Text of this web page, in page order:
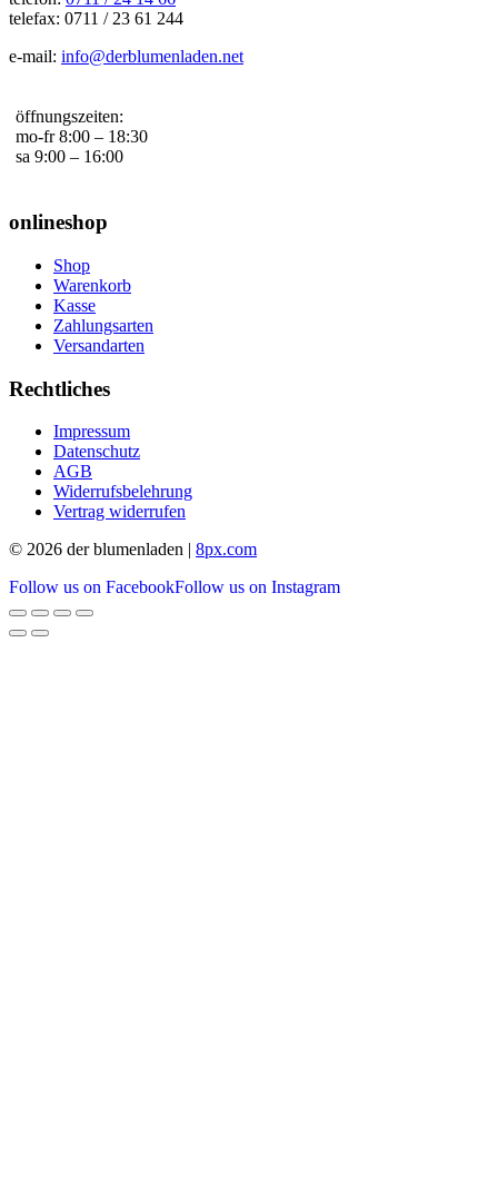
telefax: 0711 / 23 61 244
e-mail: info@derblumenladen.net
öffnungszeiten:
mo-fr 8:00 – 18:30
sa 9:00 – 16:00
onlineshop
Shop
Warenkorb
Kasse
Zahlungsarten
Versandarten
Rechtliches
Impressum
Datenschutz
AGB
Widerrufsbelehrung
Vertrag widerrufen
© 2026 der blumenladen | 8px.com
Follow us on FacebookFollow us on Instagram